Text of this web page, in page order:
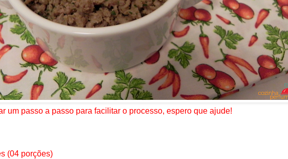
um passo a passo para facilitar o processo, espero que ajude!
(04 porções)